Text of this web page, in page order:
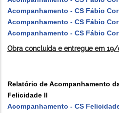
Acompanhamento - CS Fábio
Acompanhamento - CS Fábio
Acompanhamento - CS Fábio
Obra concluída e entregue em
Relatório de Acompanhamento
Felicidade II
Acompanhamento - CS